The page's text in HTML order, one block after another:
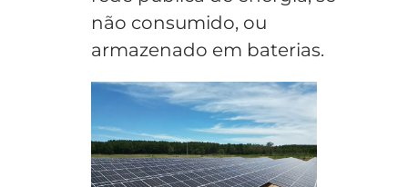
não consumido, ou
armazenado em baterias.